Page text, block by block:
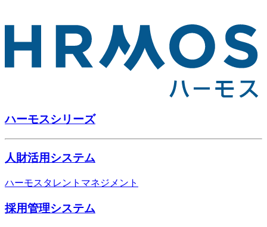
ハーモスシリーズ
人財活用システム
ハーモスタレントマネジメント
採用管理システム